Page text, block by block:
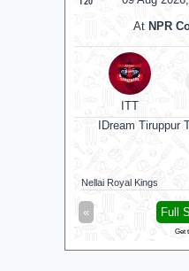
At NPR
ITT
IDream Tiruppur
Nellai Royal Kings
« Full
Get